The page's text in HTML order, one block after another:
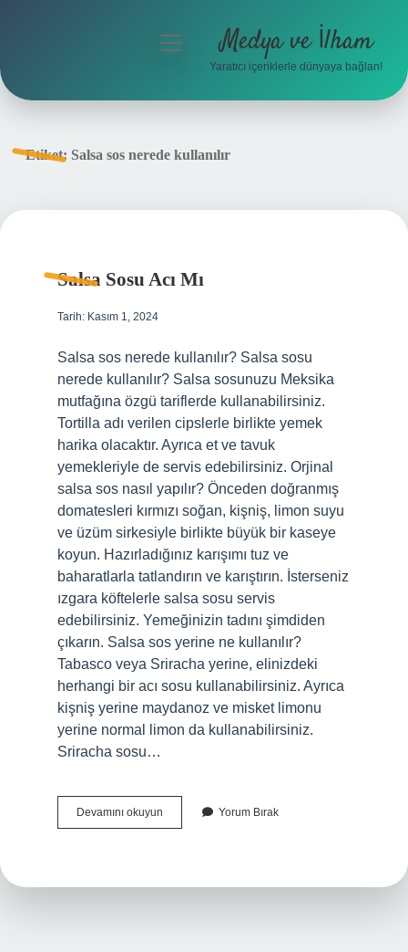
menüyü
Medya ve İlham
Yaratıcı içeriklerle dünyaya bağlan!
Etiket: Salsa sos nerede kullanılır
Salsa Sosu Acı Mı
Tarih: Kasım 1, 2024
Salsa sos nerede kullanılır? Salsa sosu
nerede kullanılır? Salsa sosunuzu Meksika
mutfağına özgü tariflerde kullanabilirsiniz.
Tortilla adı verilen cipslerle birlikte yemek
harika olacaktır. Ayrıca et ve tavuk
yemekleriyle de servis edebilirsiniz. Orjinal
salsa sos nasıl yapılır? Önceden doğranmış
domatesleri kırmızı soğan, kişniş, limon suyu
ve üzüm sirkesiyle birlikte büyük bir kaseye
koyun. Hazırladığınız karışımı tuz ve
baharatlarla tatlandırın ve karıştırın. İsterseniz
ızgara köftelerle salsa sosu servis
edebilirsiniz. Yemeğinizin tadını şimdiden
çıkarın. Salsa sos yerine ne kullanılır?
Tabasco veya Sriracha yerine, elinizdeki
herhangi bir acı sosu kullanabilirsiniz. Ayrıca
kişniş yerine maydanoz ve misket limonu
yerine normal limon da kullanabilirsiniz.
Sriracha sosu…
Devamını okuyun
Sosu
Yorum Bırak